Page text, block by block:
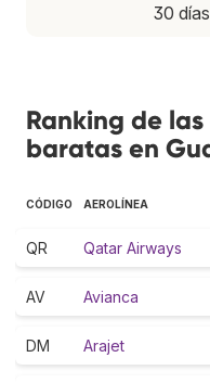
30
Ranking de
baratas en
CÓDIGO AEROLÍNEA
QR Qatar Airways
AV Avianca
DM Arajet